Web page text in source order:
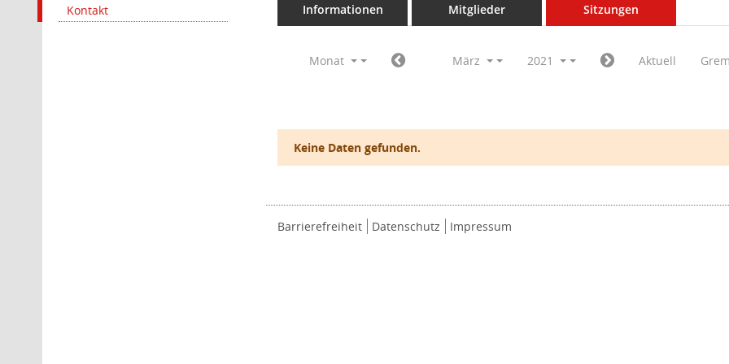
Kontakt Informationen Mitglieder Sitzungen
Monat März 2021 Aktuell
Keine Daten gefunden.
Barrierefreiheit Datenschutz Impressum